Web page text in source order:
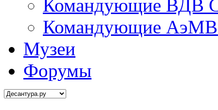
Командующие ВДВ
Командующие АэМВ
Музеи
Форумы